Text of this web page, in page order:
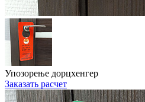
Упозорење дорцхенгер
Заказать расчет